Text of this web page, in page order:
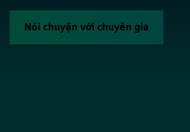
Nói chuyện với chuyên gia